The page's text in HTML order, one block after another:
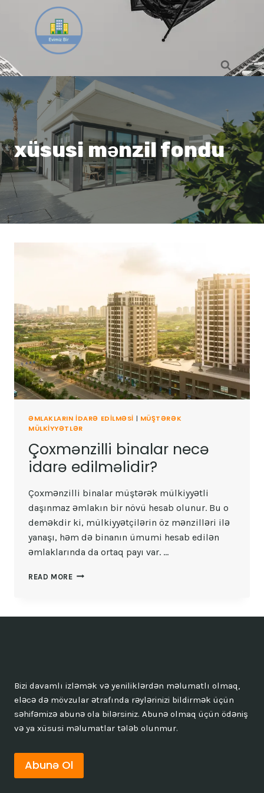
xüsusi mənzil fondu
ƏMLAKLARIN IDARƏ EDILMƏSI | MÜŞTƏRƏK
MÜLKIYYƏTLƏR
Çoxmənzilli binalar necə
idarə edilməlidir?
Çoxmənzilli binalar müştərək mülkiyyətli
daşınmaz əmlakın bir növü hesab olunur. Bu o
deməkdir ki, mülkiyyətçilərin öz mənzilləri ilə
yanaşı, həm də binanın ümumi hesab edilən
əmlaklarında da ortaq payı var. …
READ MORE ÇOXMƏNZILLI
Bizi davamlı izləmək və yeniliklərdən məlumatlı olmaq,
eləcə də mövzular ətrafında rəylərinizi bildirmək üçün
səhifəmizə abunə ola bilərsiniz. Abunə olmaq üçün ödəniş
və ya xüsusi məlumatlar tələb olunmur.
Abunə Ol